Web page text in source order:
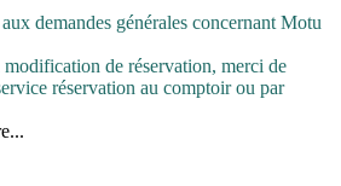
demandes générales concernant Motu
de réservation, merci de
réservation au comptoir ou par